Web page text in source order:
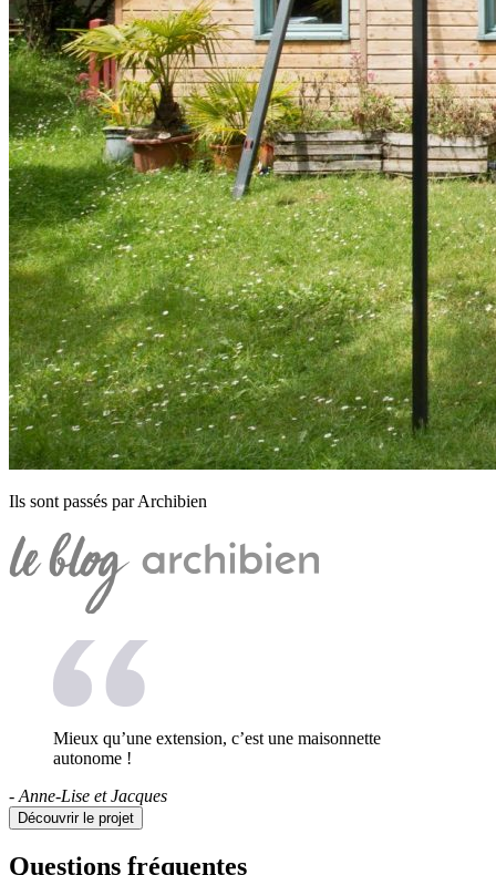
Ils sont passés par Archibien
Mieux qu’une extension, c’est une maisonnette
autonome !
- Anne-Lise et Jacques
Découvrir le projet
Questions fréquentes